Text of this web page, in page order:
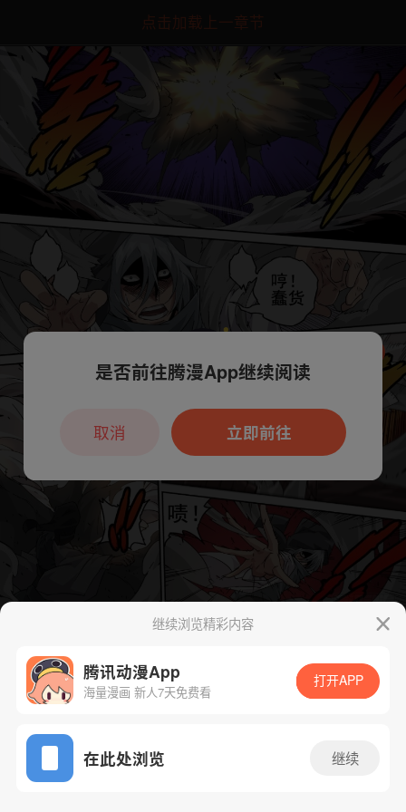
点击加载上一章节
App免费看
下一话 腾漫App免费看
继续浏览精彩内容
腾讯动漫App
海量漫画 新人7天免费看
打开APP
在此处浏览 继续
本章节仅支持App阅读，可打开App新用
户7天免费看
是否前往腾漫App继续阅读
立即前往
取消